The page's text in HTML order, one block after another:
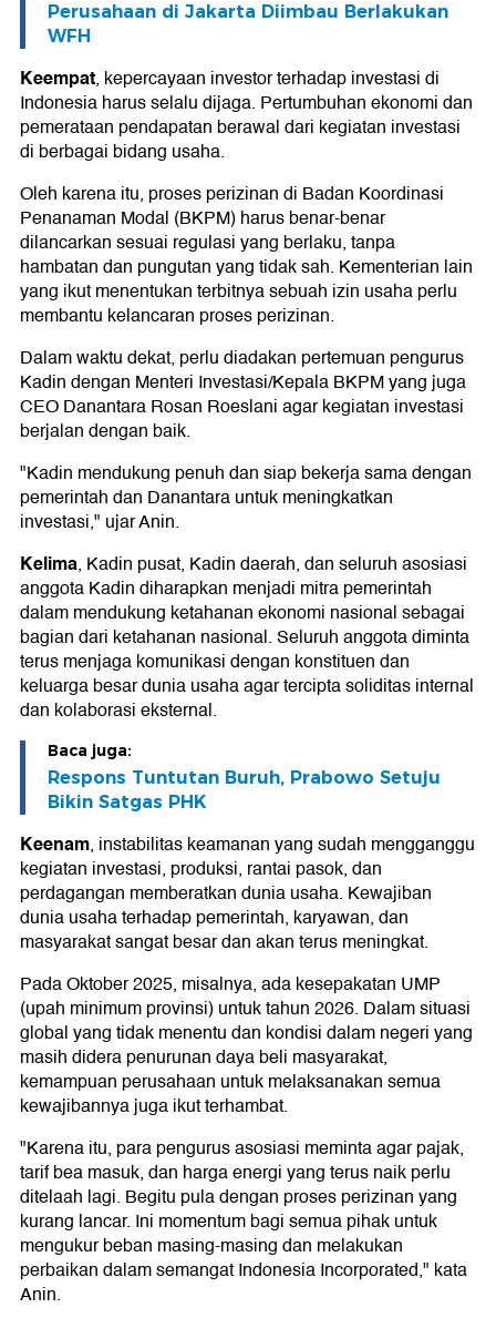
Perusahaan di Jakarta Diimbau Berlakukan
WFH
Keempat, kepercayaan investor terhadap investasi di
Indonesia harus selalu dijaga. Pertumbuhan ekonomi dan
pemerataan pendapatan berawal dari kegiatan investasi
di berbagai bidang usaha.
Oleh karena itu, proses perizinan di Badan Koordinasi
Penanaman Modal (BKPM) harus benar-benar
dilancarkan sesuai regulasi yang berlaku, tanpa
hambatan dan pungutan yang tidak sah. Kementerian lain
yang ikut menentukan terbitnya sebuah izin usaha perlu
membantu kelancaran proses perizinan.
Dalam waktu dekat, perlu diadakan pertemuan pengurus
Kadin dengan Menteri Investasi/Kepala BKPM yang juga
CEO Danantara Rosan Roeslani agar kegiatan investasi
berjalan dengan baik.
"Kadin mendukung penuh dan siap bekerja sama dengan
pemerintah dan Danantara untuk meningkatkan
investasi," ujar Anin.
Kelima, Kadin pusat, Kadin daerah, dan seluruh asosiasi
anggota Kadin diharapkan menjadi mitra pemerintah
dalam mendukung ketahanan ekonomi nasional sebagai
bagian dari ketahanan nasional. Seluruh anggota diminta
terus menjaga komunikasi dengan konstituen dan
keluarga besar dunia usaha agar tercipta soliditas internal
dan kolaborasi eksternal.
Baca juga:
Respons Tuntutan Buruh, Prabowo Setuju
Bikin Satgas PHK
Keenam, instabilitas keamanan yang sudah mengganggu
kegiatan investasi, produksi, rantai pasok, dan
perdagangan memberatkan dunia usaha. Kewajiban
dunia usaha terhadap pemerintah, karyawan, dan
masyarakat sangat besar dan akan terus meningkat.
Pada Oktober 2025, misalnya, ada kesepakatan UMP
(upah minimum provinsi) untuk tahun 2026. Dalam situasi
global yang tidak menentu dan kondisi dalam negeri yang
masih didera penurunan daya beli masyarakat,
kemampuan perusahaan untuk melaksanakan semua
kewajibannya juga ikut terhambat.
"Karena itu, para pengurus asosiasi meminta agar pajak,
tarif bea masuk, dan harga energi yang terus naik perlu
ditelaah lagi. Begitu pula dengan proses perizinan yang
kurang lancar. Ini momentum bagi semua pihak untuk
mengukur beban masing-masing dan melakukan
perbaikan dalam semangat Indonesia Incorporated," kata
Anin.